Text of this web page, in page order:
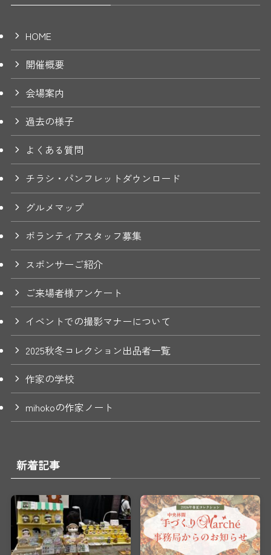
HOME
開催概要
会場案内
過去の様子
よくある質問
チラシ・パンフレットダウンロード
グルメマップ
ボランティアスタッフ募集
スポンサーご紹介
ご来場者様アンケート
イベントでの撮影マナーについて
2025秋冬コレクション出品者一覧
作家の学校
mihokoの作家ノート
新着記事